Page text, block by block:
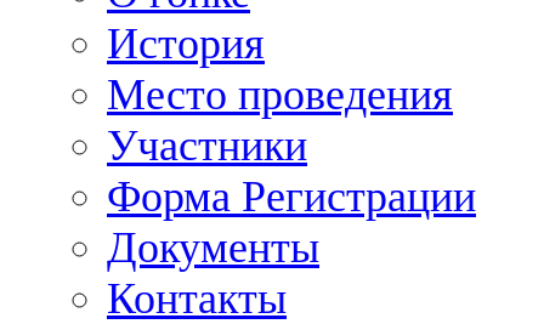
История
Место проведения
Участники
Форма Регистрации
Документы
Контакты